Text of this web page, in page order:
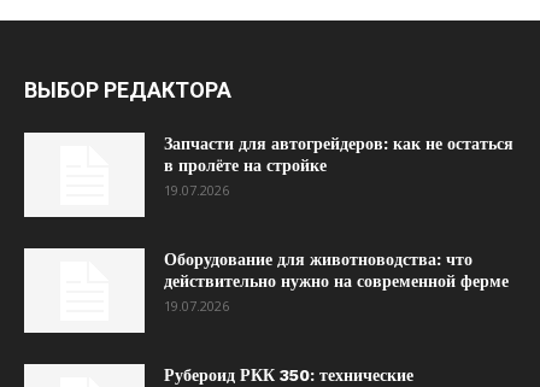
ВЫБОР РЕДАКТОРА
Запчасти для автогрейдеров: как не остаться
в пролёте на стройке
19.07.2026
Оборудование для животноводства: что
действительно нужно на современной ферме
19.07.2026
Рубероид РКК 350: технические